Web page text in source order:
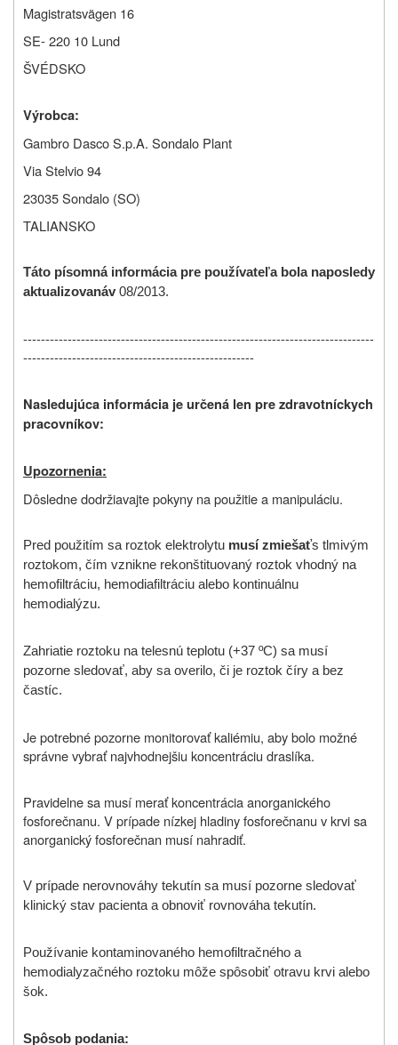
Magistratsvägen 16
SE- 220 10 Lund
ŠVÉDSKO
Výrobca:
Gambro Dasco S.p.A. Sondalo Plant
Via Stelvio 94
23035 Sondalo (SO)
TALIANSKO
Táto písomná informácia pre používateľa bola naposledy
aktualizovanáv 08/2013.
-------------------------------------------------------------------------------
----------------------------------------------------
Nasledujúca informácia je určená len pre zdravotníckych
pracovníkov:
Upozornenia:
Dôsledne dodržiavajte pokyny na použitie a manipuláciu.
Pred použitím sa roztok elektrolytu musí zmiešaťs tlmivým
roztokom, čím vznikne rekonštituovaný roztok vhodný na
hemofiltráciu, hemodiafiltráciu alebo kontinuálnu
hemodialýzu.
Zahriatie roztoku na telesnú teplotu (+37 ºC) sa musí
pozorne sledovať, aby sa overilo, či je roztok číry a bez
častíc.
Je potrebné pozorne monitorovať kaliémiu, aby bolo možné
správne vybrať najvhodnejšiu koncentráciu draslíka.
Pravidelne sa musí merať koncentrácia anorganického
fosforečnanu. V prípade nízkej hladiny fosforečnanu v krvi sa
anorganický fosforečnan musí nahradiť.
V prípade nerovnováhy tekutín sa musí pozorne sledovať
klinický stav pacienta a obnoviť rovnováha tekutín.
Používanie kontaminovaného hemofiltračného a
hemodialyzačného roztoku môže spôsobiť otravu krvi alebo
šok.
Spôsob podania: